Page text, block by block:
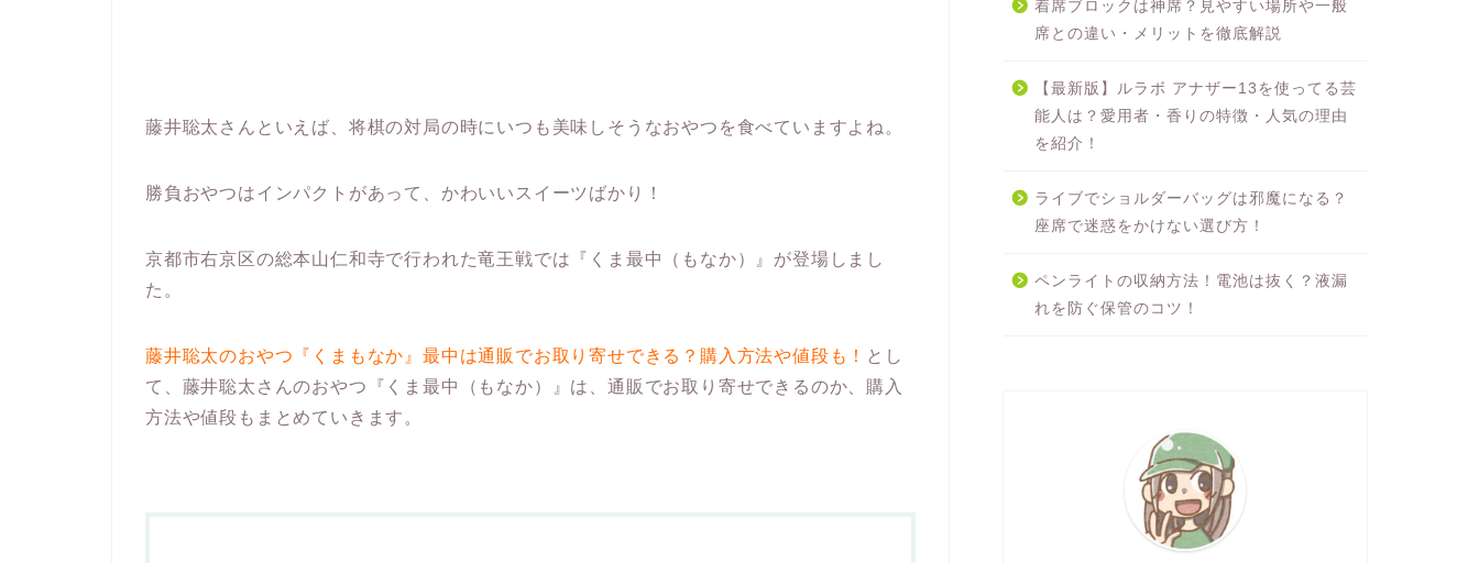
藤井聡太さんといえば、将棋の対局の時にいつも美味しそうなおやつを食べていますよね。
勝負おやつはインパクトがあって、かわいいスイーツばかり！
京都市右京区の総本山仁和寺で行われた竜王戦では『くま最中（もなか）』が登場しまし
た。
藤井聡太のおやつ『くまもなか』最中は通販でお取り寄せできる？購入方法や値段も！
とし
て、藤井聡太さんのおやつ『くま最中（もなか）』は、通販でお取り寄せできるのか、購入
方法や値段もまとめていきます。
着席ブロックは神席？見やすい場所や一般
席との違い・メリットを徹底解説
【最新版】ルラボ アナザー13を使ってる芸
能人は？愛用者・香りの特徴・人気の理由
を紹介！
ライブでショルダーバッグは邪魔になる？
座席で迷惑をかけない選び方！
ペンライトの収納方法！電池は抜く？液漏
れを防ぐ保管のコツ！